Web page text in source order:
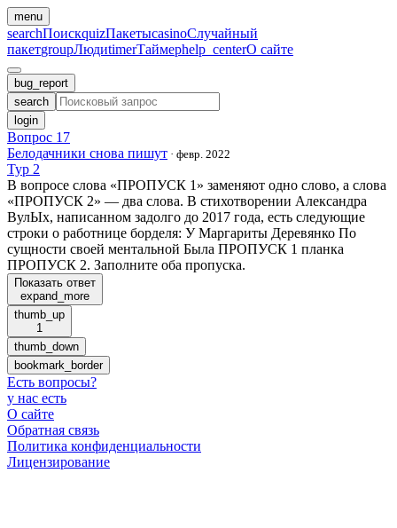
menu
searchПоискquizПакетыcasinoСлучайный
пакетgroupЛюдиtimerТаймерhelp_centerО сайте
bug_report
search
login
Вопрос 17
Белодачники снова пишут · февр. 2022
Тур 2
В вопросе слова «ПРОПУСК 1» заменяют одно слово, а слова
«ПРОПУСК 2» — два слова. В стихотворении Александра
ВулЫх, написанном задолго до 2017 года, есть следующие
строки о работнице борделя: У Маргариты Деревянко По
сущности своей ментальной Была ПРОПУСК 1 планка
ПРОПУСК 2. Заполните оба пропуска.
Показать ответ
expand_more
thumb_up
1
thumb_down
bookmark_border
Есть вопросы?
у нас есть
О сайте
Обратная связь
Политика конфиденциальности
Лицензирование